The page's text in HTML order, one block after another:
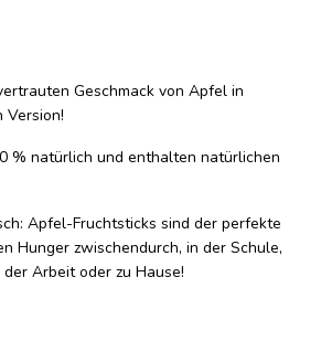
Geschmack von Apfel in
Version!
% natürlich und enthalten natürlichen
Apfel-Fruchtsticks sind der perfekte
Hunger zwischendurch, in der Schule,
Arbeit oder zu Hause!